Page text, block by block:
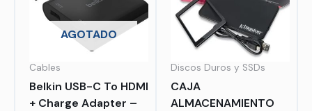
AGOTADO
Cables
Belkin USB-C To HDMI
+ Charge Adapter –
Discos Duros y SSDs
CAJA
ALMACENAMIENTO